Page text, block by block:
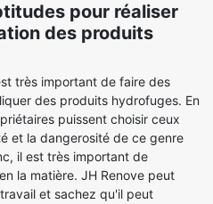
pour réaliser
des produits
très important de faire des
des produits hydrofuges. En
puissent choisir ceux
et la dangerosité de ce genre
il est très important de
la matière. JH Renove peut
et sachez qu'il peut